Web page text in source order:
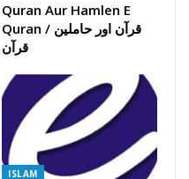
Quran Aur Hamlen E
Quran / قرآن اور حاملین
قرآن
ISLAM